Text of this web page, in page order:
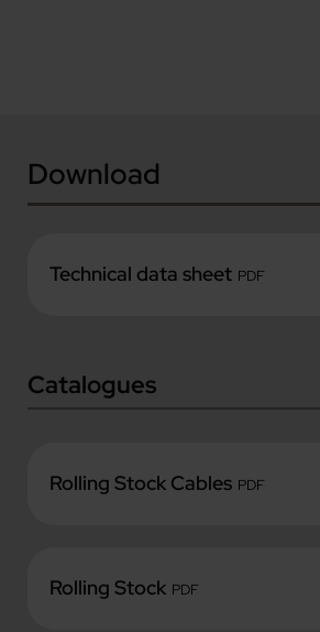
Download
Technical data sheet PDF
Catalogues
Rolling Stock Cables PDF
Rolling Stock PDF